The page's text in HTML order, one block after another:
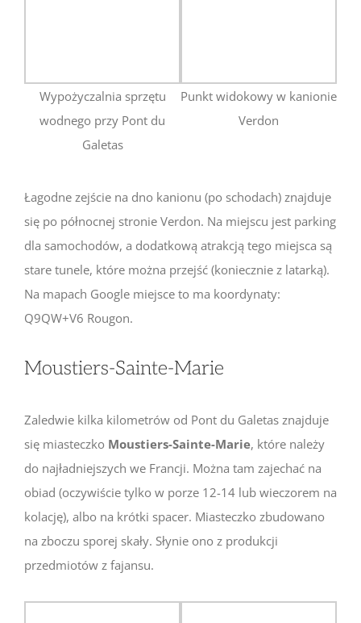
Wypożyczalnia sprzętu
wodnego przy Pont du
Galetas
Punkt widokowy w kanionie
Verdon
Łagodne zejście na dno kanionu (po schodach) znajduje
się po północnej stronie Verdon. Na miejscu jest parking
dla samochodów, a dodatkową atrakcją tego miejsca są
stare tunele, które można przejść (koniecznie z latarką).
Na mapach Google miejsce to ma koordynaty:
Q9QW+V6 Rougon.
Moustiers-Sainte-Marie
Zaledwie kilka kilometrów od Pont du Galetas znajduje
się miasteczko Moustiers-Sainte-Marie, które należy
do najładniejszych we Francji. Można tam zajechać na
obiad (oczywiście tylko w porze 12-14 lub wieczorem na
kolację), albo na krótki spacer. Miasteczko zbudowano
na zboczu sporej skały. Słynie ono z produkcji
przedmiotów z fajansu.